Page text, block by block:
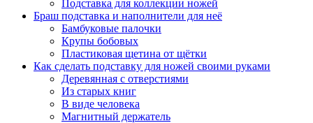
Подставка для коллекции ножей
Браш подставка и наполнители для неё
Бамбуковые палочки
Крупы бобовых
Пластиковая щетина от щётки
Как сделать подставку для ножей своими руками
Деревянная с отверстиями
Из старых книг
В виде человека
Магнитный держатель